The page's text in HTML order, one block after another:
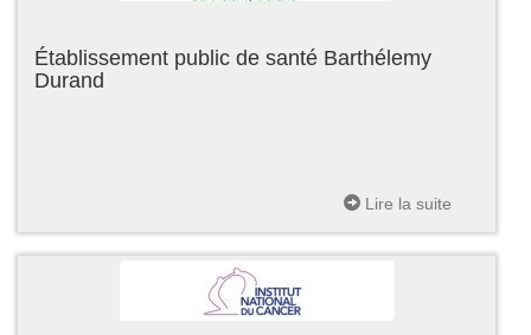
Établissement public de santé Barthélemy
Durand
Lire la suite